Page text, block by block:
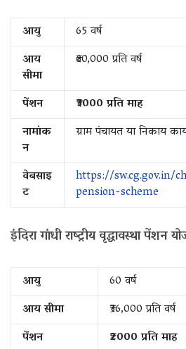
आयु
65 वर्ष
आय
सीमा
₹60,000 प्रति वर्ष
पेंशन
₹3000 प्रति माह
नामांक
न
ग्राम पंचायत या निकाय
वेबसाइ
ट
https://sw.cg.gov.in/
pension-scheme
इंदिरा गांधी राष्ट्रीय वृद्धावस्था पेंशन
आयु
60 वर्ष
आय सीमा
₹36,000 प्रति वर्ष
पेंशन
₹2000 प्रति माह